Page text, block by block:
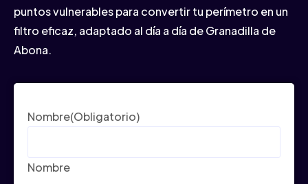
puntos vulnerables para convertir tu perímetro en un
filtro eficaz, adaptado al día a día de Granadilla de
Abona.
Nombre(Obligatorio)
Nombre